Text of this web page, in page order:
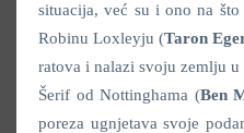
situacija, već su i ono na
Robinu Loxleyju (Taron
ratova i nalazi svoju zemlju u
Šerif od Nottinghama (Ben
poreza ugnjetava svoje